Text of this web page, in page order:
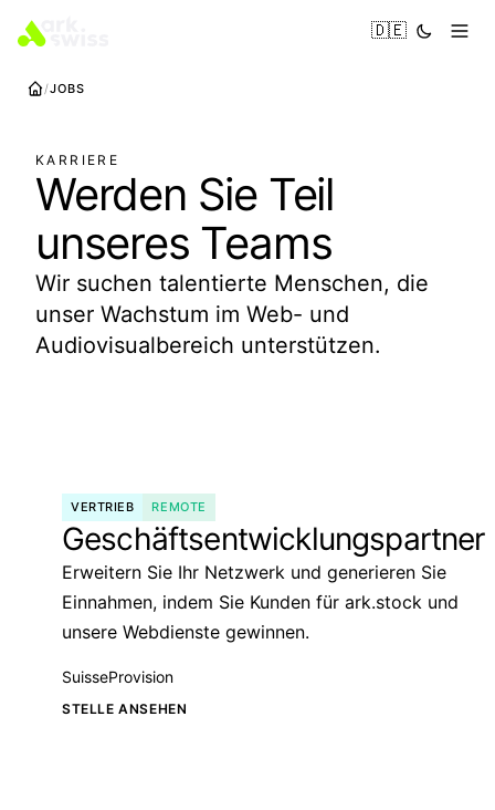
🇩🇪
KARRIERE
Werden Sie Teil
unseres Teams
Wir suchen talentierte Menschen, die
unser Wachstum im Web- und
Audiovisualbereich unterstützen.
VERTRIEB REMOTE
Geschäftsentwicklungspartner
Erweitern Sie Ihr Netzwerk und generieren Sie
Einnahmen, indem Sie Kunden für ark.stock und
unsere Webdienste gewinnen.
SuisseProvision
STELLE ANSEHEN
JOBS